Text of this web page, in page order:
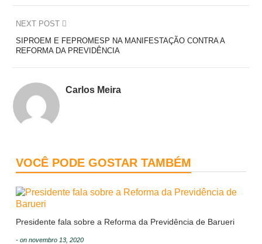
NEXT POST
SIPROEM E FEPROMESP NA MANIFESTAÇÃO CONTRA A
REFORMA DA PREVIDÊNCIA
Carlos Meira
VOCÊ PODE GOSTAR TAMBÉM
Presidente fala sobre a Reforma da Previdência de Barueri
- on novembro 13, 2020